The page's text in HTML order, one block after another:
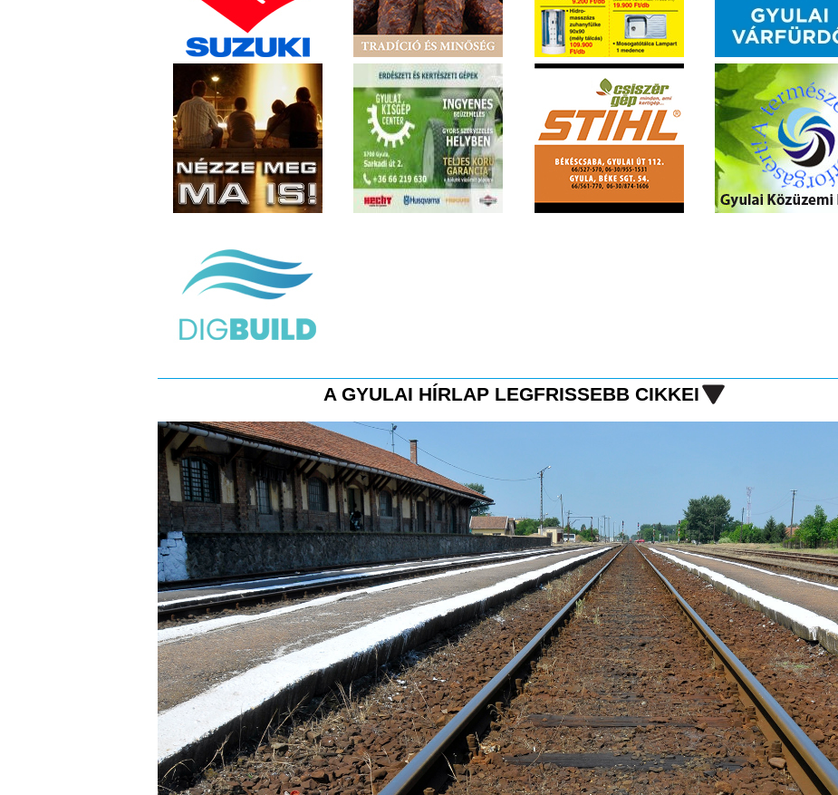
A GYULAI HÍRLAP LEGFRISSEBB CIKKEI